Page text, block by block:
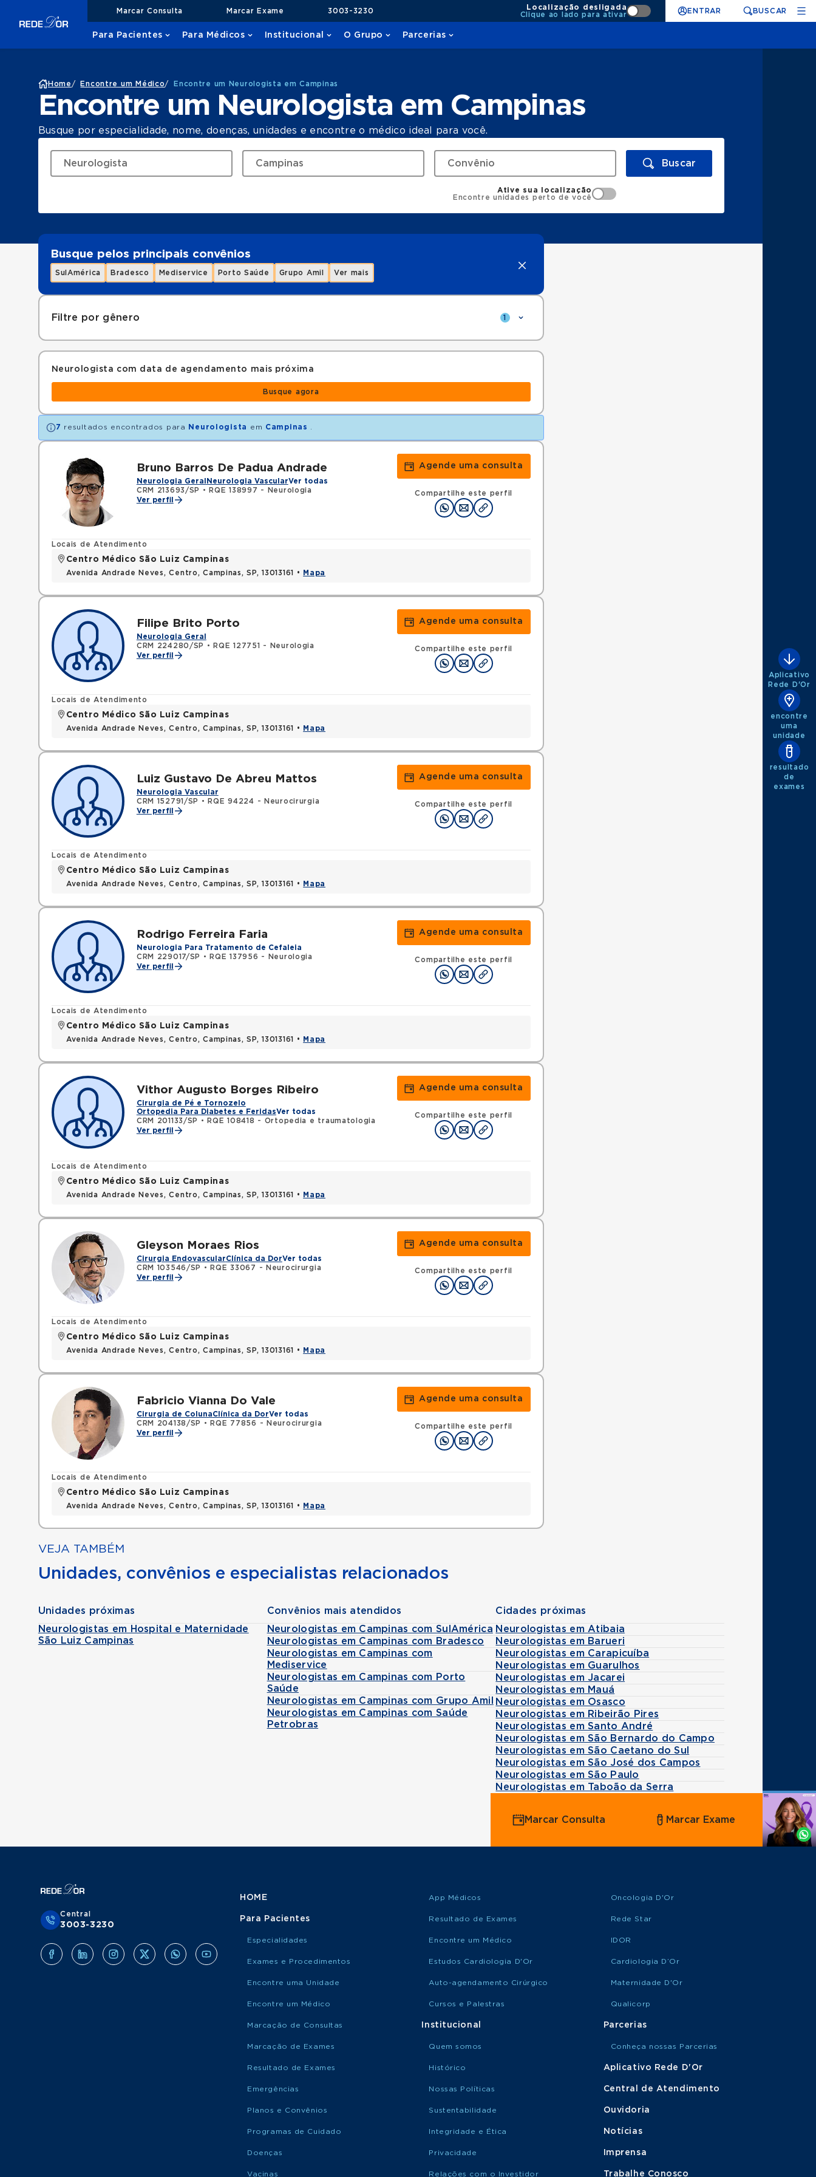
Marcar Consulta Marcar Exame 3003-3230
Localização desligada
Clique ao lado para ativar
ENTRAR BUSCAR
Para Pacientes Para Médicos Institucional O Grupo Parcerias
Home / Encontre um Médico/ Encontre um Neurologista em Campinas
Encontre um Neurologista em Campinas
Busque por especialidade, nome, doenças, unidades e encontre o médico ideal para você.
Buscar
Ative sua localização
Encontre unidades perto de você
Busque pelos principais convênios
SulAmérica Bradesco Mediservice Porto Saúde Grupo Amil Ver mais
Filtre por gênero 1
Neurologista com data de agendamento mais próxima
Busque agora
7 resultados encontrados para Neurologista em Campinas
Bruno Barros De Padua Andrade
Neurologia Geral Neurologia VascularVer todas
CRM 213693/SP
•
RQE 138997 - Neurologia
Ver perfil
Agende uma consulta
Compartilhe este perfil
Locais de Atendimento
Centro Médico São Luiz Campinas
Avenida Andrade Neves, Centro, Campinas, SP, 13013161 • Mapa
Filipe Brito Porto
Neurologia Geral
CRM 224280/SP
•
RQE 127751 - Neurologia
Ver perfil
Agende uma consulta
Compartilhe este perfil
Locais de Atendimento
Centro Médico São Luiz Campinas
Avenida Andrade Neves, Centro, Campinas, SP, 13013161 • Mapa
Luiz Gustavo De Abreu Mattos
Neurologia Vascular
CRM 152791/SP
•
RQE 94224 - Neurocirurgia
Ver perfil
Agende uma consulta
Compartilhe este perfil
Locais de Atendimento
Centro Médico São Luiz Campinas
Avenida Andrade Neves, Centro, Campinas, SP, 13013161 • Mapa
Rodrigo Ferreira Faria
Neurologia Para Tratamento de Cefaleia
CRM 229017/SP
•
RQE 137956 - Neurologia
Ver perfil
Agende uma consulta
Compartilhe este perfil
Locais de Atendimento
Centro Médico São Luiz Campinas
Avenida Andrade Neves, Centro, Campinas, SP, 13013161 • Mapa
Vithor Augusto Borges Ribeiro
Cirurgia de Pé e Tornozelo
Ortopedia Para Diabetes e FeridasVer todas
CRM 201133/SP
•
RQE 108418 - Ortopedia e traumatologia
Ver perfil
Agende uma consulta
Compartilhe este perfil
Locais de Atendimento
Centro Médico São Luiz Campinas
Avenida Andrade Neves, Centro, Campinas, SP, 13013161 • Mapa
Gleyson Moraes Rios
Cirurgia EndovascularClínica da DorVer todas
CRM 103546/SP
•
RQE 33067 - Neurocirurgia
Ver perfil
Agende uma consulta
Compartilhe este perfil
Locais de Atendimento
Centro Médico São Luiz Campinas
Avenida Andrade Neves, Centro, Campinas, SP, 13013161 • Mapa
Fabricio Vianna Do Vale
Cirurgia de ColunaClínica da DorVer todas
CRM 204138/SP
•
RQE 77856 - Neurocirurgia
Ver perfil
Agende uma consulta
Compartilhe este perfil
Locais de Atendimento
Centro Médico São Luiz Campinas
Avenida Andrade Neves, Centro, Campinas, SP, 13013161 • Mapa
VEJA TAMBÉM
Unidades, convênios e especialistas relacionados
Unidades próximas
Neurologistas em Hospital e Maternidade
São Luiz Campinas
Convênios mais atendidos
Neurologistas em Campinas com SulAmérica
Neurologistas em Campinas com Bradesco
Neurologistas em Campinas com
Mediservice
Neurologistas em Campinas com Porto
Saúde
Neurologistas em Campinas com Grupo Amil
Neurologistas em Campinas com Saúde
Petrobras
Cidades próximas
Neurologistas em Atibaia
Neurologistas em Barueri
Neurologistas em Carapicuíba
Neurologistas em Guarulhos
Neurologistas em Jacarei
Neurologistas em Mauá
Neurologistas em Osasco
Neurologistas em Ribeirão Pires
Neurologistas em Santo André
Neurologistas em São Bernardo do Campo
Neurologistas em São Caetano do Sul
Neurologistas em São José dos Campos
Neurologistas em São Paulo
Neurologistas em Taboão da Serra
Aplicativo
Rede D'Or
encontre
uma
unidade
resultado
de
exames
Agende
Whatsapp
Marcar Consulta Marcar Exame
Central
3003-3230
HOME
Para Pacientes
Especialidades
Exames e Procedimentos
Encontre uma Unidade
Encontre um Médico
Marcação de Consultas
Marcação de Exames
Resultado de Exames
Emergências
Planos e Convênios
Programas de Cuidado
Doenças
Vacinas
App Médicos
Resultado de Exames
Encontre um Médico
Estudos Cardiologia D'Or
Auto-agendamento Cirúrgico
Cursos e Palestras
Institucional
Quem somos
Histórico
Nossas Políticas
Sustentabilidade
Integridade e Ética
Privacidade
Relações com o Investidor
Oncologia D'Or
Rede Star
IDOR
Cardiologia D’Or
Maternidade D'Or
Qualicorp
Parcerias
Conheça nossas Parcerias
Aplicativo Rede D'Or
Central de Atendimento
Ouvidoria
Notícias
Imprensa
Trabalhe Conosco